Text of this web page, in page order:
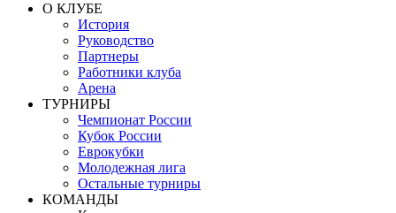
О КЛУБЕ
История
Руководство
Партнеры
Работники клуба
Арена
ТУРНИРЫ
Чемпионат России
Кубок России
Еврокубки
Молодежная лига
Остальные турниры
КОМАНДЫ